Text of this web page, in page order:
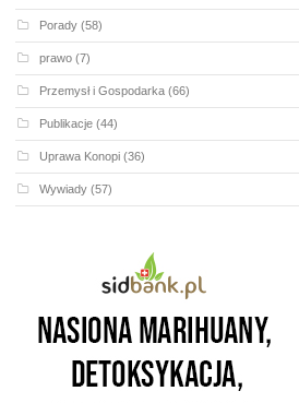
Porady (58)
prawo (7)
Przemysł i Gospodarka (66)
Publikacje (44)
Uprawa Konopi (36)
Wywiady (57)